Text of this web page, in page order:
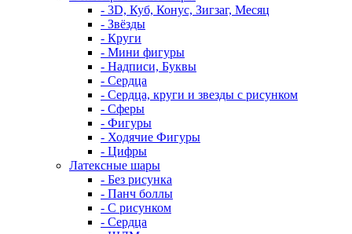
- 3D, Куб, Конус, Зигзаг, Месяц
- Звёзды
- Круги
- Мини фигуры
- Надписи, Буквы
- Сердца
- Сердца, круги и звезды с рисунком
- Сферы
- Фигуры
- Ходячие Фигуры
- Цифры
Латексные шары
- Без рисунка
- Панч боллы
- С рисунком
- Сердца